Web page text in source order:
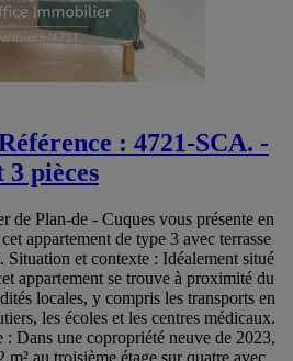
: 4721-SCA. -
pièces
Plan-de - Cuques vous présente en
appartement de type 3 avec terrasse
Situation et contexte : Idéalement situé
appartement se trouve à proximité du
locales, y compris les transports en
les écoles et les centres médicaux.
Dans une copropriété neuve de 2023,
m² au troisième étage sur quatre avec